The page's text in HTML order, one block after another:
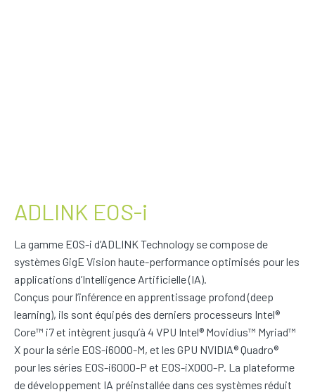
ADLINK EOS-i
La gamme EOS-i d’ADLINK Technology se compose de
systèmes GigE Vision haute-performance optimisés pour les
applications d’Intelligence Artificielle (IA).
Conçus pour l’inférence en apprentissage profond (deep
learning), ils sont équipés des derniers processeurs Intel®
Core™ i7 et intègrent jusqu’à 4 VPU Intel® Movidius™ Myriad™
X pour la série EOS-i6000-M, et les GPU NVIDIA® Quadro®
pour les séries EOS-i6000-P et EOS-iX000-P. La plateforme
de développement IA préinstallée dans ces systèmes réduit